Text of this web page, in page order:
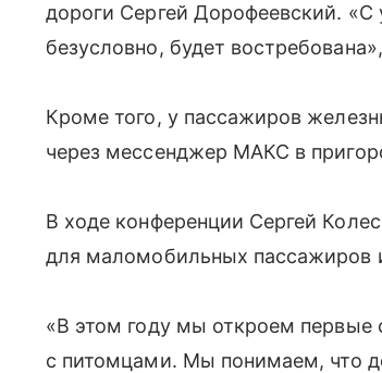
дороги Сергей Дорофеевский. «С
безусловно, будет
Кроме того, у пассажиров
через мессенджер МАКС в
В ходе конференции Сергей
для маломобильных пассажиров
«В этом году мы откроем первые
с питомцами. Мы понимаем, что